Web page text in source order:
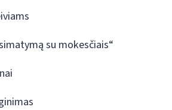
su mokesčiais“